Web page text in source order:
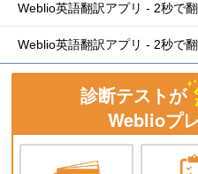
Weblio英語翻訳アプリ - 2秒で
Weblio英語翻訳アプリ - 2秒で
診断テストが
Weblioプ